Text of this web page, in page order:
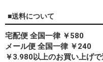
■送料について
宅配便 全国一律 ￥580
メール便 全国一律 ￥240
￥3.980以上のお買い上げ